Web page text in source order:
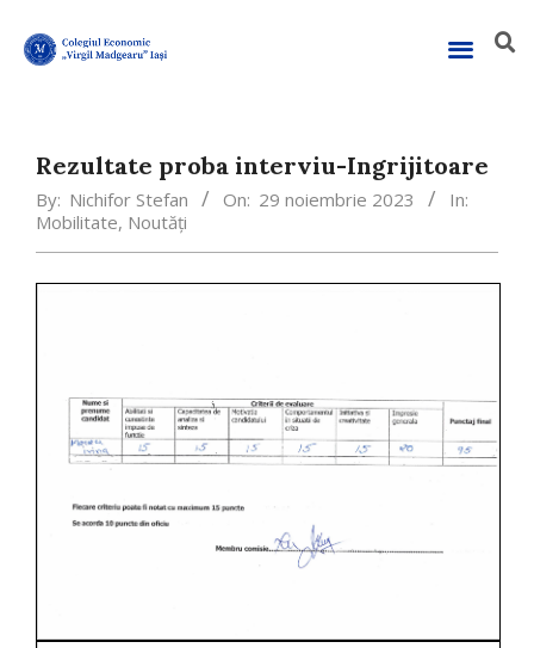
Rezultate proba interviu-Ingrijitoare
By: Nichifor Stefan On: 29 noiembrie 2023
In:
Mobilitate, Noutăți